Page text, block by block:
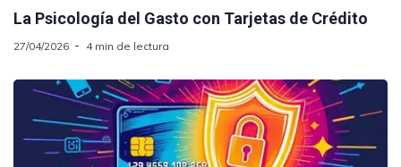
La Psicología del Gasto con Tarjetas de Crédito
27/04/2026 4 min de lectura